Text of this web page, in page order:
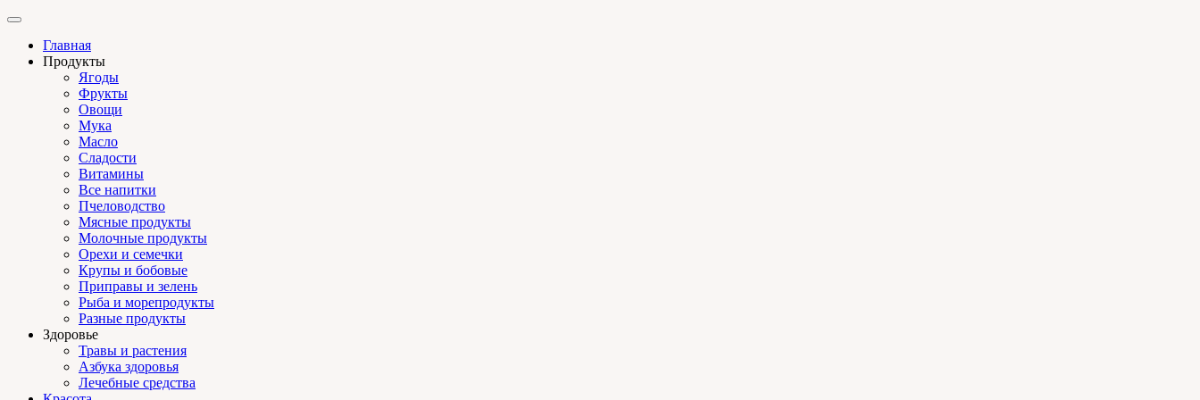
Главная
Продукты
Ягоды
Фрукты
Овощи
Мука
Масло
Сладости
Витамины
Все напитки
Пчеловодство
Мясные продукты
Молочные продукты
Орехи и семечки
Крупы и бобовые
Приправы и зелень
Рыба и морепродукты
Разные продукты
Здоровье
Травы и растения
Азбука здоровья
Лечебные средства